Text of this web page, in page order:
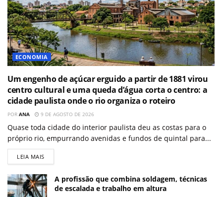
ECONOMIA
Um engenho de açúcar erguido a partir de 1881 virou
centro cultural e uma queda d’água corta o centro: a
cidade paulista onde o rio organiza o roteiro
POR ANA 9 DE AGOSTO DE 2026
Quase toda cidade do interior paulista deu as costas para o
próprio rio, empurrando avenidas e fundos de quintal para...
LEIA MAIS
A profissão que combina soldagem, técnicas
de escalada e trabalho em altura